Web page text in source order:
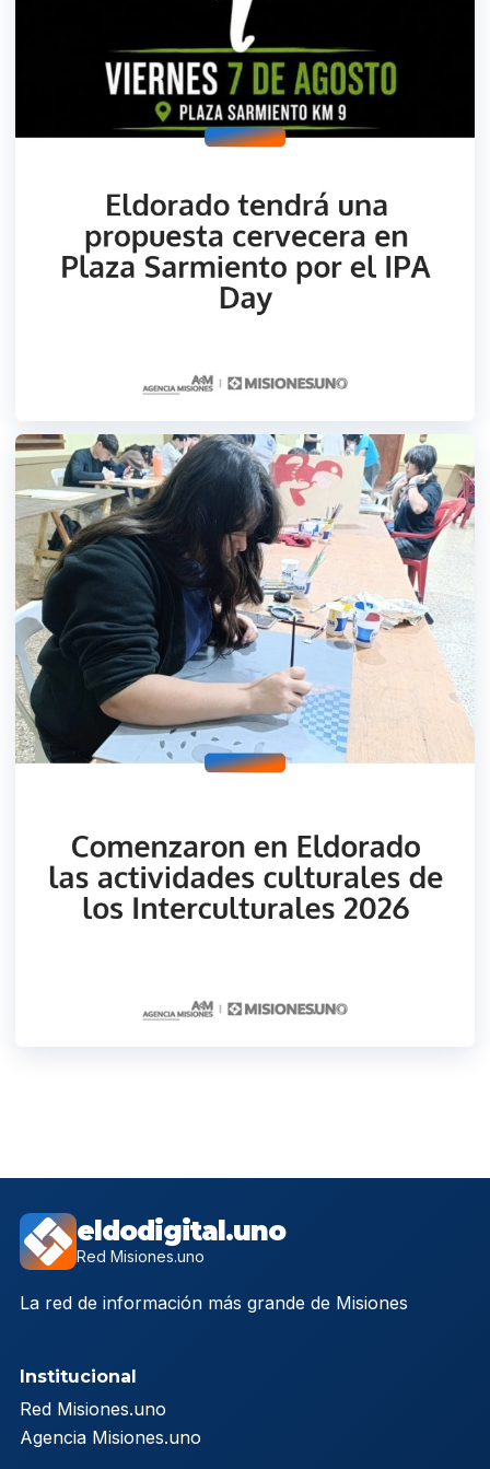
eldodigital.uno
Red Misiones.uno
La red de información más grande de Misiones
Institucional
Red Misiones.uno
Agencia Misiones.uno